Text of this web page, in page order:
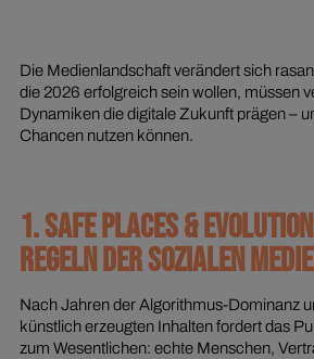
Die Medienlandschaft verändert sich
die 2026 erfolgreich sein wollen, müssen
Dynamiken die digitale Zukunft prägen –
Chancen nutzen können.
1. SAFE PLACES &
REGELN DER SOZIALEN
Nach Jahren der Algorithmus-Dominanz
künstlich erzeugten Inhalten fordert das
zum Wesentlichen: echte Menschen,